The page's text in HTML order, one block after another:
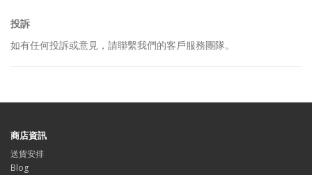
投訴
如有任何投訴或意見，請聯繫我們的客戶服務團隊。
商店資訊
送貨安排
Blog